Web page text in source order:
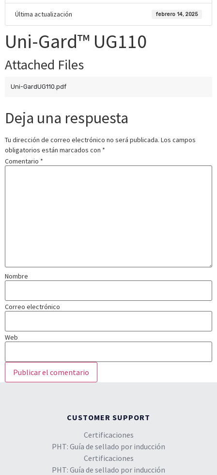
Última actualización febrero 14, 2025
Uni-Gard™ UG110
Attached Files
Uni-GardUG110.pdf
Deja una respuesta
Tu dirección de correo electrónico no será publicada. Los campos
obligatorios están marcados con *
Comentario *
Nombre
Correo electrónico
Web
CUSTOMER SUPPORT
Certificaciones
PHT: Guía de sellado por inducción
Certificaciones
PHT: Guía de sellado por inducción